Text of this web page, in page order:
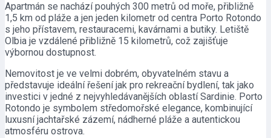
Apartmán se nachází pouhých 300 metrů od moře, přibližně
1,5 km od pláže a jen jeden kilometr od centra Porto Rotondo
s jeho přístavem, restauracemi, kavárnami a butiky. Letiště
Olbia je vzdálené přibližně 15 kilometrů, což zajišťuje
výbornou dostupnost.
Nemovitost je ve velmi dobrém, obyvatelném stavu a
představuje ideální řešení jak pro rekreační bydlení, tak jako
investici v jedné z nejvyhledávanějších oblastí Sardinie. Porto
Rotondo je symbolem středomořské elegance, kombinující
luxusní jachtařské zázemí, nádherné pláže a autentickou
atmosféru ostrova.